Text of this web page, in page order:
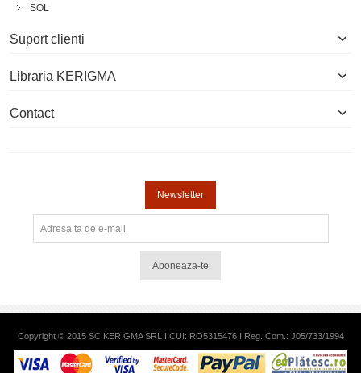
SOL
Suport clienti
Libraria KERIGMA
Contact
Newsletter
Aboneaza-te
Copyright © 2015 SC KERIGMA SRL I CUI: RO5315476 I Reg. Com.: J05/733/1994